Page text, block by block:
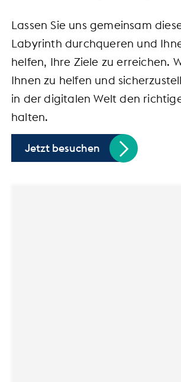
Lassen Sie uns gemeinsam
Labyrinth durchqueren und
helfen, Ihre Ziele zu erreichen.
Ihnen zu helfen und
in der digitalen Welt den
halten.
Jetzt besuchen